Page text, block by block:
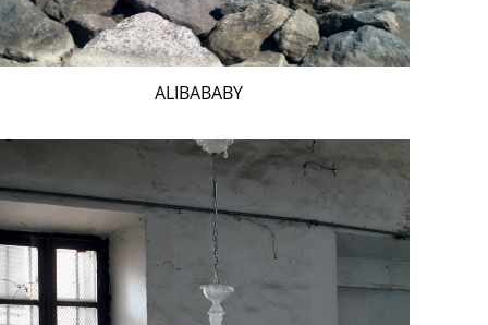
ALIBABABY